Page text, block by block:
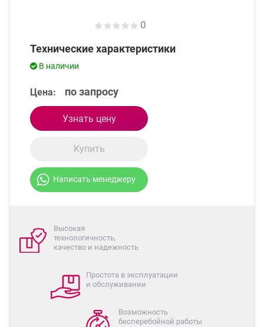
0
Технические характеристики
В наличии
Цена: по запросу
Узнать цену
Купить
Написать менеджеру
Высокая
технологичность,
качество и надежность
Простота в эксплуатации
и обслуживании
Возможность
бесперебойной работы